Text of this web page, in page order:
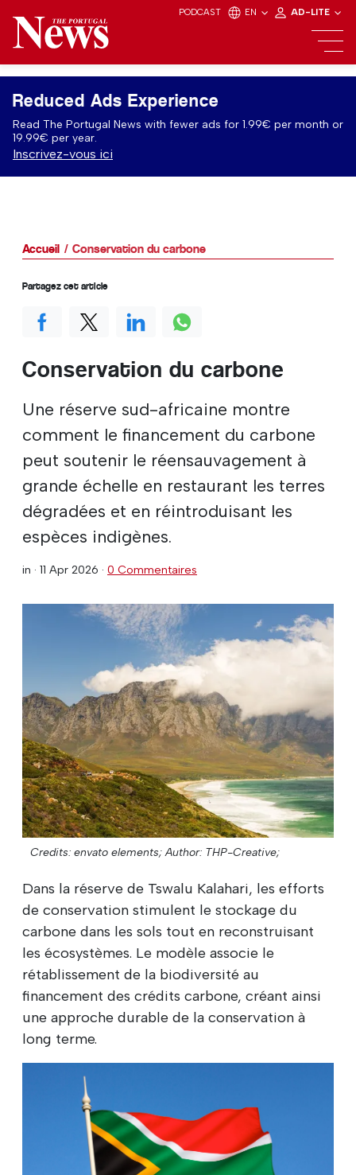
PODCAST EN AD-LITE
Reduced Ads Experience
Read The Portugal News with fewer ads for 1.99€ per month or
19.99€ per year.
Inscrivez-vous ici
Accueil Conservation du carbone
Conservation du carbone
Une réserve sud-africaine montre
comment le financement du carbone
peut soutenir le réensauvagement à
grande échelle en restaurant les terres
dégradées et en réintroduisant les
espèces indigènes.
in · 11 Apr 2026 · 0 Commentaires
Credits: envato elements; Author: THP-Creative;
Dans la réserve de Tswalu Kalahari, les efforts
de conservation stimulent le stockage du
carbone dans les sols tout en reconstruisant
les écosystèmes. Le modèle associe le
rétablissement de la biodiversité au
financement des crédits carbone, créant ainsi
une approche durable de la conservation à
long terme.
Partagez cet article